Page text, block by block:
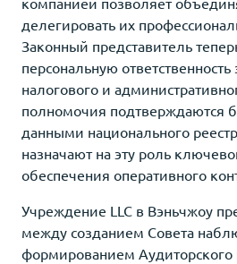
делегировать их
Законный представитель
персональную
налогового и
полномочия подтверждаются
данными национального
назначают на эту роль
обеспечения оперативного
Учреждение LLC в Вэньчжоу
между созданием Совета
формированием Аудиторского